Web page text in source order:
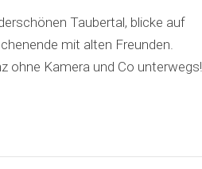
Taubertal, blicke auf
mit alten Freunden.
ohne Kamera und Co unterwegs!